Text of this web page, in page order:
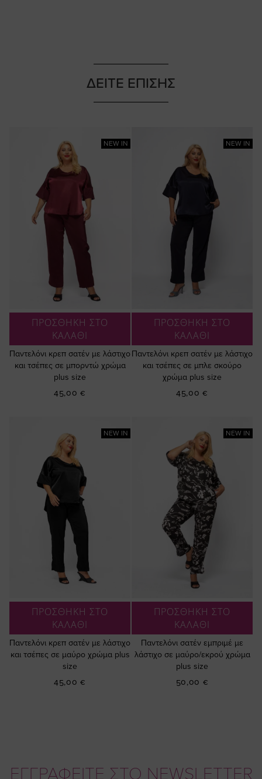
NEW IN
ΠΡΟΣΘΗΚΗ ΣΤΟ
ΚΑΛΑΘΙ
Παντελόνι κρεπ σατέν με λάστιχο
και τσέπες σε μπορντώ χρώμα
plus size
45,00 €
NEW IN
ΠΡΟΣΘΗΚΗ ΣΤΟ
ΚΑΛΑΘΙ
Παντελόνι κρεπ σατέν με λάστιχο
και τσέπες σε μπλε σκούρο
χρώμα plus size
45,00 €
NEW IN
ΠΡΟΣΘΗΚΗ ΣΤΟ
ΚΑΛΑΘΙ
Παντελόνι κρεπ σατέν με λάστιχο
και τσέπες σε μαύρο χρώμα plus
size
45,00 €
NEW IN
ΠΡΟΣΘΗΚΗ ΣΤΟ
ΚΑΛΑΘΙ
Παντελόνι σατέν εμπριμέ με
λάστιχο σε μαύρο/εκρού χρώμα
plus size
50,00 €
ΔΕΙΤΕ ΕΠΙΣΗΣ
ΕΓΓΡΑΦΕΙΤΕ ΣΤΟ NEWSLETTER